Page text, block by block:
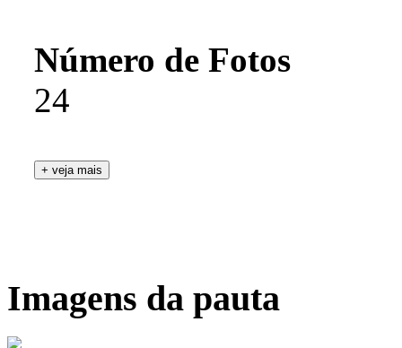
Número de Fotos
24
Imagens da pauta